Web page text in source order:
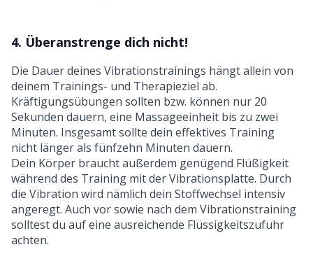
4. Überanstrenge dich nicht!
Die Dauer deines Vibrationstrainings hängt allein von
deinem Trainings- und Therapieziel ab.
Kräftigungsübungen sollten bzw. können nur 20
Sekunden dauern, eine Massageeinheit bis zu zwei
Minuten. Insgesamt sollte dein effektives Training
nicht länger als fünfzehn Minuten dauern.
Dein Körper braucht außerdem genügend Flüßigkeit
während des Training mit der Vibrationsplatte. Durch
die Vibration wird nämlich dein Stoffwechsel intensiv
angeregt. Auch vor sowie nach dem Vibrationstraining
solltest du auf eine ausreichende Flüssigkeitszufuhr
achten.